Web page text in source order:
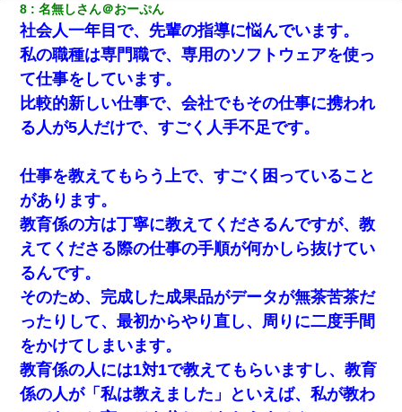
8 名無しさん＠おーぷん
社会人一年目で、先輩の指導に悩んでいます。
私の職種は専門職で、専用のソフトウェアを使っ
て仕事をしています。
比較的新しい仕事で、会社でもその仕事に携われ
る人が5人だけで、すごく人手不足です。
仕事を教えてもらう上で、すごく困っていること
があります。
教育係の方は丁寧に教えてくださるんですが、教
えてくださる際の仕事の手順が何かしら抜けてい
るんです。
そのため、完成した成果品がデータが無茶苦茶だ
ったりして、最初からやり直し、周りに二度手間
をかけてしまいます。
教育係の人には1対1で教えてもらいますし、教育
係の人が「私は教えました」といえば、私が教わ